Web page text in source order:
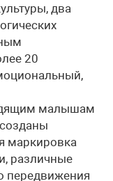
два
20
малышам
маркировка
различные
передвижения